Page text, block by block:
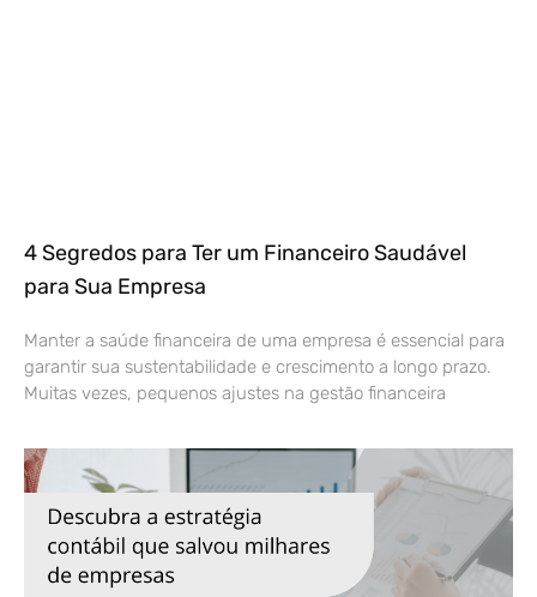
4 Segredos para Ter um Financeiro Saudável
para Sua Empresa
Manter a saúde financeira de uma empresa é essencial para
garantir sua sustentabilidade e crescimento a longo prazo.
Muitas vezes, pequenos ajustes na gestão financeira